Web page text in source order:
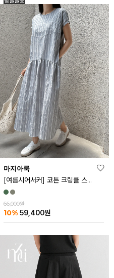
마지아룩
[여름시어서커] 코튼 크링클 스트라이프 원피스
66,000원
10% 59,400원